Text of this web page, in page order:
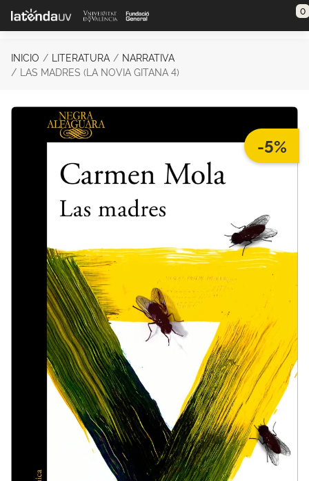
Saltar al contenido principal 0
INICIO LITERATURA
NARRATIVA
LAS MADRES (LA NOVIA GITANA 4)
-5%